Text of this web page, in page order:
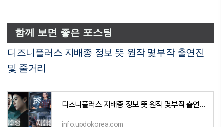
함께 보면 좋은 포스팅
디즈니플러스 지배종 정보 뜻 원작 몇부작 출연진
및 줄거리
디즈니플러스 지배종 정보 뜻 원작 몇부작 출연진 및 줄거리
info.updokorea.com